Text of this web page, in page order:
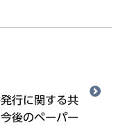
行に関する共
後のペーパー